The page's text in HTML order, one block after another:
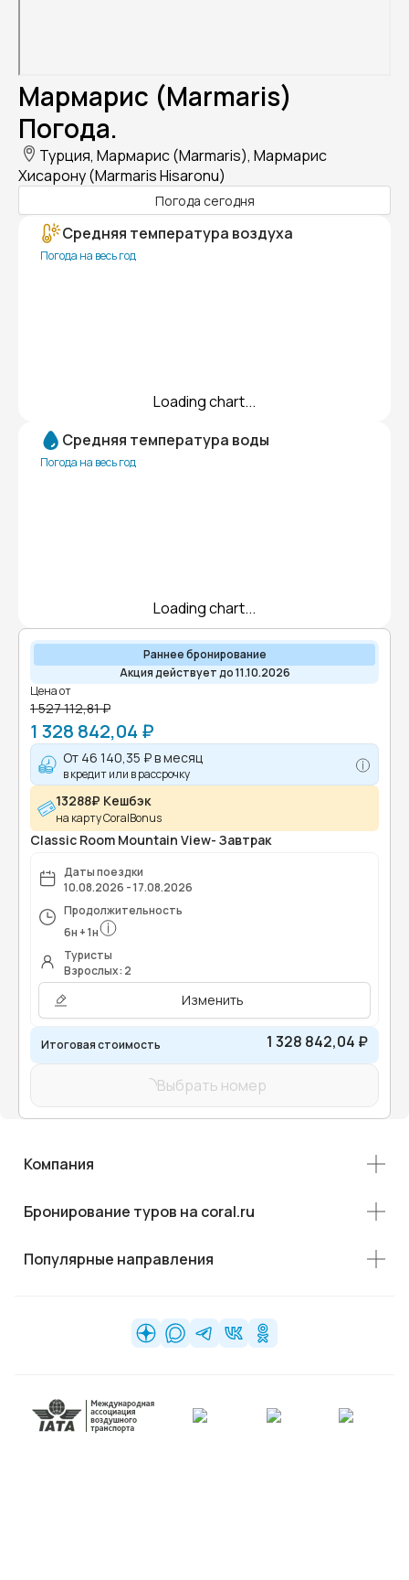
Мармарис (Marmaris)
Погода.
Турция, Мармарис (Marmaris), Мармарис
Хисарону (Marmaris Hisaronu)
Погода сегодня
Средняя температура воздуха
Погода на весь год
Loading chart...
Средняя температура воды
Погода на весь год
Loading chart...
Раннее бронирование
Акция действует до 11.10.2026
Цена от
1 527 112,81 ₽
1 328 842,04 ₽
От 46 140,35 ₽в месяц
в кредит или в рассрочку
13288₽ Кешбэк
на карту CoralBonus
Classic Room Mountain View- Завтрак
Даты поездки
10.08.2026 - 17.08.2026
Продолжительность
6н +1н
Туристы
Взрослых: 2
Изменить
Итоговая стоимость 1 328 842,04 ₽
Выбрать номер
Компания
Бронирование туров на coral.ru
Популярные направления